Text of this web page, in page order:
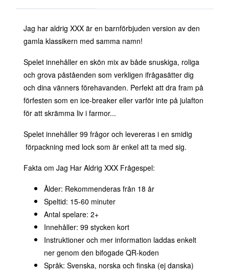
Jag har aldrig XXX är en barnförbjuden version av den
gamla klassikern med samma namn!
Spelet innehåller en skön mix av både snuskiga, roliga
och grova påståenden som verkligen ifrågasätter dig
och dina vänners förehavanden. Perfekt att dra fram på
förfesten som en ice-breaker eller varför inte på julafton
för att skrämma liv i farmor...
Spelet innehåller 99 frågor och levereras i en smidig
förpackning med lock som är enkel att ta med sig.
Fakta om Jag Har Aldrig XXX Frågespel:
Ålder: Rekommenderas från 18 år
Speltid: 15-60 minuter
Antal spelare: 2+
Innehåller: 99 stycken kort
Instruktioner och mer information laddas enkelt
ner genom den bifogade QR-koden
Språk: Svenska, norska och finska (ej danska)